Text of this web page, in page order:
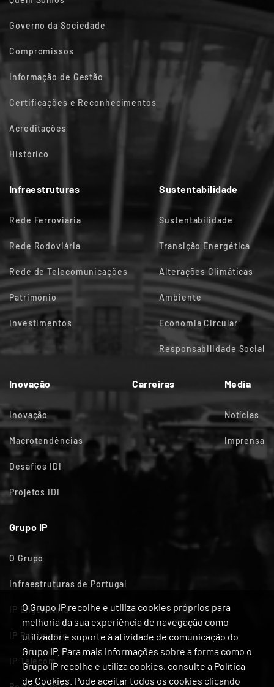
O Grupo IP recolhe e utiliza cookies próprios para
melhoria da sua experiência de navegação como
utilizador e suporte à atividade de comunicação do
Grupo IP. Para mais informações sobre a forma como o
Grupo IP recolhe e utiliza cookies, consulte a Política
de Cookies. Pode aceitar todos os cookies clicando
Governo da Sociedade
Compromissos
Informação de Gestão
Certificações e Reconhecimentos
Acreditações
Histórico
Infraestruturas
Rede Ferroviária
Rede Rodoviária
Rede de Telecomunicações
Património
Investimentos
Sustentabilidade
Sustentabilidade
Transição Energética
Alterações Climáticas
Ambiente
Economia Circular
Responsabilidade Social
Inovação
Inovação
Macrotendências
Desafios IDI
Projetos IDI
Carreiras Media
Notícias
Imprensa
Grupo IP
O Grupo
Infraestruturas de Portugal
IP Engenharia
IP Património
IP Telecom